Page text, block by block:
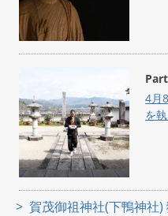
4月
を
賀茂御祖神社(下鴨神社